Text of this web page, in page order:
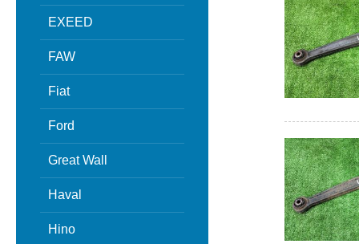
EXEED
FAW
Fiat
Ford
Great Wall
Haval
Hino